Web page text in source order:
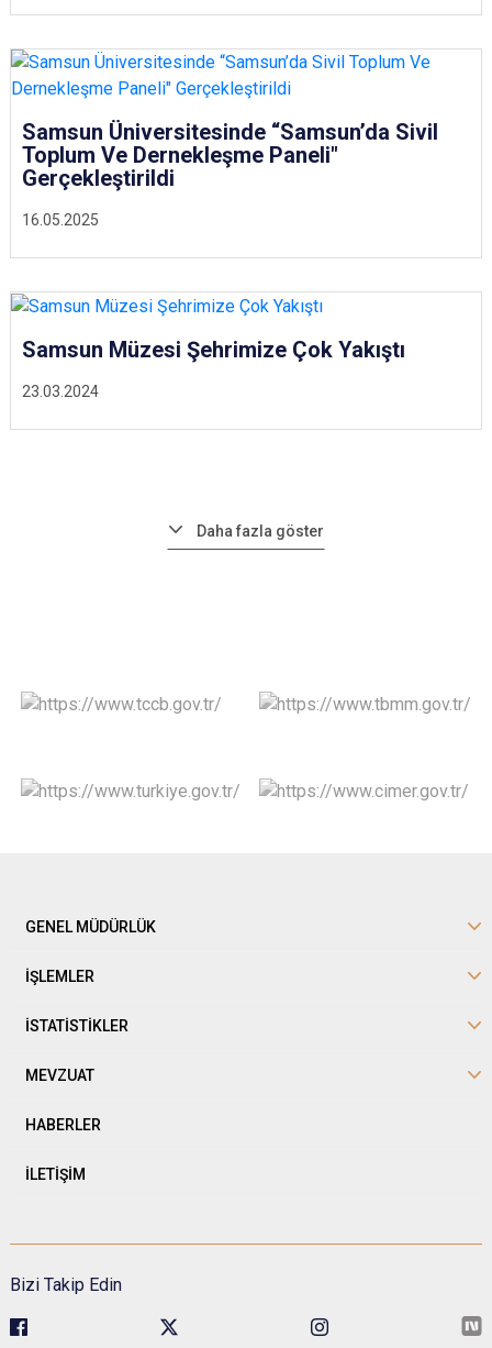
16.05.2025
Samsun Üniversitesinde “Samsun’da Sivil
Toplum Ve Dernekleşme Paneli"
Gerçekleştirildi
23.03.2024
Samsun Müzesi Şehrimize Çok Yakıştı
Daha fazla göster
GENEL MÜDÜRLÜK
İŞLEMLER
İSTATİSTİKLER
MEVZUAT
HABERLER
İLETİŞİM
Bizi Takip Edin